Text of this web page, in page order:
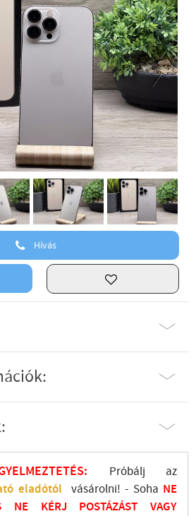
Hívás
Próbálj az
eladótól vásárolni! - Soha NE
NE KÉRJ POSTÁZÁST VAGY